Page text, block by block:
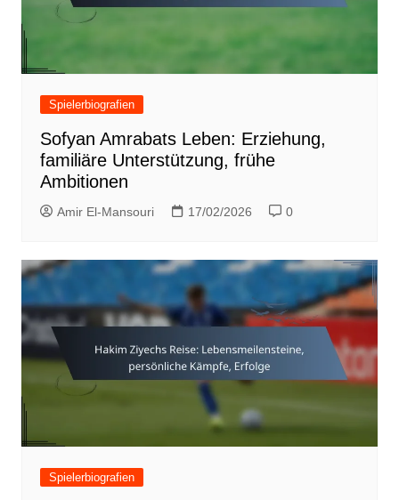
Spielerbiografien
Sofyan Amrabats Leben: Erziehung,
familiäre Unterstützung, frühe
Ambitionen
Amir El-Mansouri 17/02/2026 0
Spielerbiografien